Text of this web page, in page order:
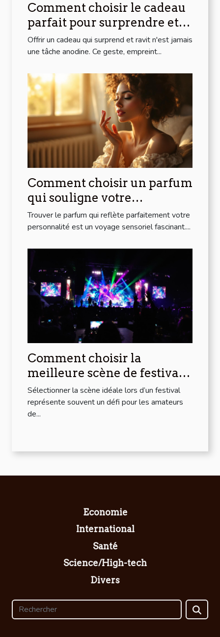
Comment choisir le cadeau
parfait pour surprendre et
ravir ?
Offrir un cadeau qui surprend et ravit n'est jamais
une tâche anodine. Ce geste, empreint...
Comment choisir un parfum
qui souligne votre
personnalité?
Trouver le parfum qui reflète parfaitement votre
personnalité est un voyage sensoriel fascinant....
Comment choisir la
meilleure scène de festival
pour votre style musical ?
Sélectionner la scène idéale lors d’un festival
représente souvent un défi pour les amateurs
de...
Economie
International
Santé
Science/High-tech
Divers